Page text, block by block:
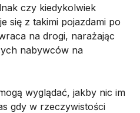
czy kiedykolwiek
się z takimi pojazdami po
na drogi, narażając
nabywców na
wyglądać, jakby nic im
gdy w rzeczywistości